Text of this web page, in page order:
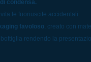
condensa.
le fuoriuscite accidentali.
favoloso, creato con
rendendo la